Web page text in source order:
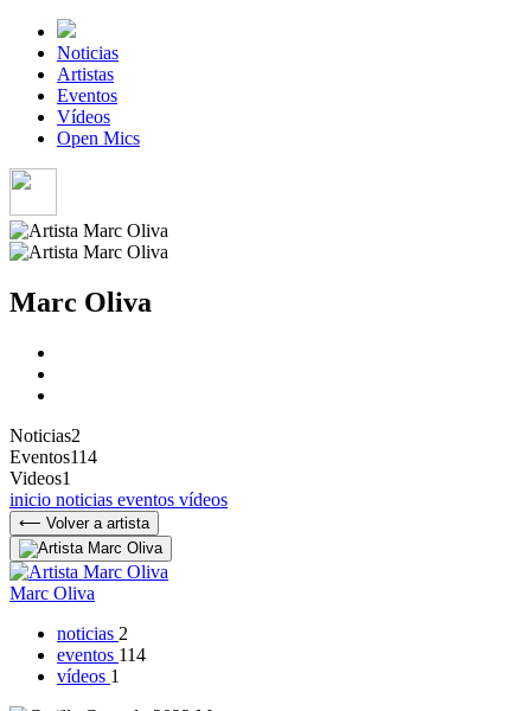
Noticias
Artistas
Eventos
Vídeos
Open Mics
Marc Oliva
Noticias2
Eventos114
Videos1
inicio noticias eventos vídeos
⟵ Volver a artista
Marc Oliva
noticias 2
eventos 114
vídeos 1